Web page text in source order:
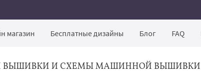
магазин Бесплатные дизайны Блог FAQ
ВЫШИВКИ И СХЕМЫ МАШИННОЙ